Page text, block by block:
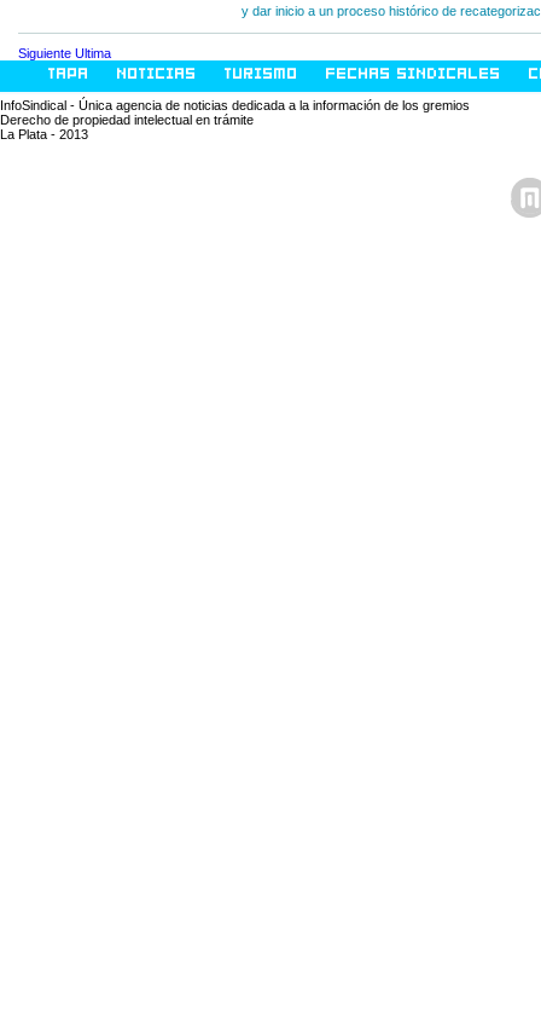
y dar inicio a un proceso histórico de
Siguiente Ultima
TAPA NOTICIAS TURISMO FECHAS SINDICALES
InfoSindical - Única agencia de noticias dedicada a la información de los gremios
Derecho de propiedad intelectual en trámite
La Plata - 2013